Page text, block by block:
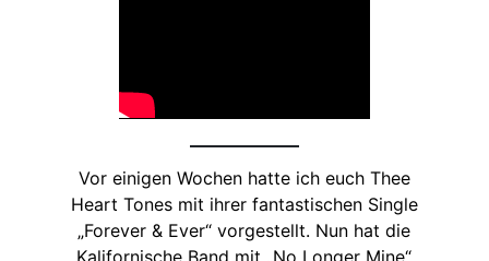
Vor einigen Wochen hatte ich euch Thee
Heart Tones mit ihrer fantastischen Single
„Forever & Ever“ vorgestellt. Nun hat die
Kalifornische Band mit „No Longer Mine“